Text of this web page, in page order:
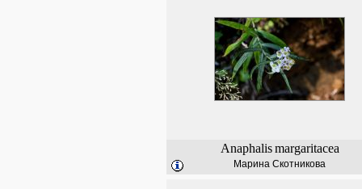
Anaphalis margaritacea
Марина Скотникова